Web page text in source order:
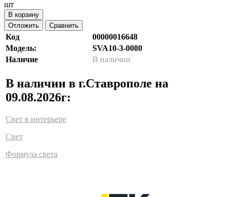
шт
В корзину
Отложить
Сравнить
Код
00000016648
Модель:
SVA10-3-0080
Наличие
В наличии
В наличии в г.Ставрополе на
09.08.2026г:
Свет в интерьере
Свет
Формула света